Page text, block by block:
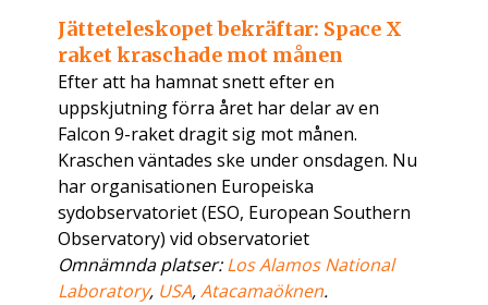
Jätteteleskopet bekräftar: Space X
raket kraschade mot månen
Efter att ha hamnat snett efter en
uppskjutning förra året har delar av en
Falcon 9-raket dragit sig mot månen.
Kraschen väntades ske under onsdagen. Nu
har organisationen Europeiska
sydobservatoriet (ESO, European Southern
Observatory) vid observatoriet
Omnämnda platser:Los Alamos National
Laboratory, USA,Atacamaöknen.